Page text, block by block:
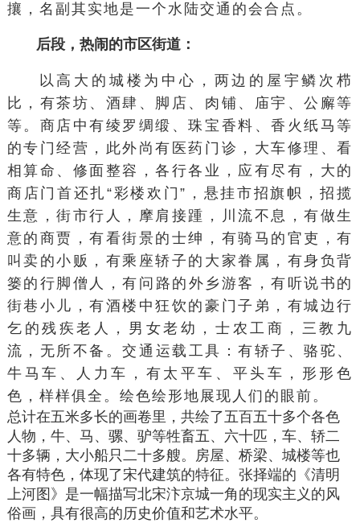
攘，名副其实地是一个水陆交通的会合点。
后段，热闹的市区街道：
以高大的 城楼 为中心，两边的屋宇鳞次栉
比，有茶坊、酒肆、脚店、 肉铺 、庙宇、公廨等
等。商店中有绫罗绸缎、珠宝香料、香火纸马等
的专门经营，此外尚有医药门诊，大车修理、看
相算命、修面整容，各行各业，应有尽有，大的
商店门首还扎“彩楼欢门”，悬挂市招旗帜，招揽
生意，街市行人，摩肩接踵，川流不息，有做生
意的商贾，有看街景的士绅，有骑马的官吏，有
叫卖的小贩，有乘座轿子的大家眷属，有身负背
篓 的行脚僧人，有问路的外乡游客，有听说书的
街巷小儿，有酒楼中狂饮的豪门子弟，有城边行
乞的残疾老人，男女老幼，士农工商，三教九
流，无所不备。交通 运载工具 ：有轿子、骆驼、
牛马车、
人力车 ，有 太平车 、平头车，形形色
色，样样俱全。绘色绘形地展现人们的眼前。
总计在五米多长的画卷里，共绘了五百五十多个各色
人物，牛、马、骡、驴等牲畜五、六十匹，车、轿二
十多辆，大小船只二十多艘。房屋、桥梁、城楼等也
各有特色，体现了宋代建筑的特征。张择端的《清明
上河图 》是一幅描写北宋汴京城一角的现实主义的风
俗画，具有很高的历史价值和艺术水平。